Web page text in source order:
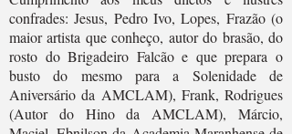
confrades: Jesus, Pedro Ivo, Lopes, Frazão (o
maior artista que conheço, autor do brasão, do
rosto do Brigadeiro Falcão e que prepara o
busto do mesmo para a Solenidade de
Aniversário da AMCLAM), Frank, Rodrigues
(Autor do Hino da AMCLAM), Márcio,